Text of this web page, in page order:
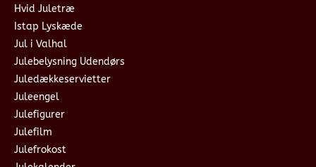
Hvid Juletræ
Istap Lyskæde
Jul i Valhal
Julebelysning Udendørs
Juledækkeservietter
Juleengel
Julefigurer
Julefilm
Julefrokost